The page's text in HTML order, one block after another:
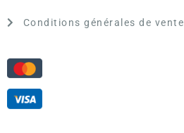
Conditions générales de vente